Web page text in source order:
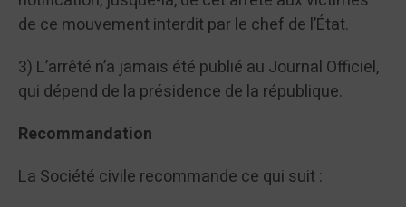
de ce mouvement interdit par le chef de l’État.
3) L’arrêté n’a jamais été publié au Journal Officiel,
qui dépend de la présidence de la république.
Recommandation
La Société civile recommande ce qui suit :